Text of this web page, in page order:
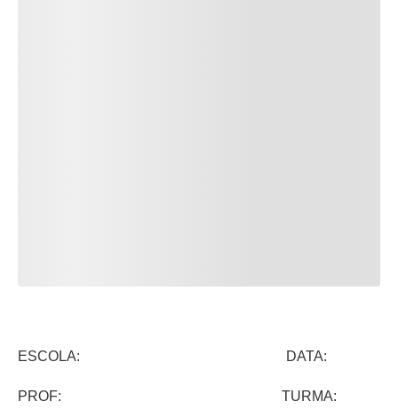
ESCOLA: DATA:
PROF: TURMA: